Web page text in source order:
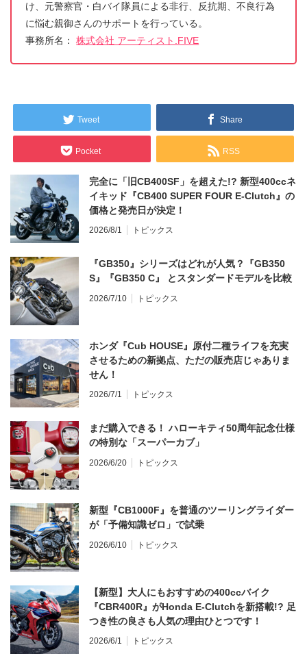
け、元警察官・白バイ隊員による非行、反抗期、不良行為
に悩む親御さんのサポートを行っている。
事務所名：
株式会社 アーティスト.FIVE
Tweet Share
Pocket RSS
完全に「旧CB400SF」を超えた!? 新型400ccネ
イキッド『CB400 SUPER FOUR E-Clutch』の
価格と発売日が決定！
2026/8/1 トピックス
『GB350』シリーズはどれが人気？『GB350
S』『GB350 C』 とスタンダードモデルを比較
2026/7/10 トピックス
ホンダ『Cub HOUSE』原付二種ライフを充実
させるための新拠点、ただの販売店じゃありま
せん！
2026/7/1 トピックス
まだ購入できる！ ハローキティ50周年記念仕様
の特別な「スーパーカブ」
2026/6/20 トピックス
新型『CB1000F』を普通のツーリングライダー
が「予備知識ゼロ」で試乗
2026/6/10 トピックス
【新型】大人にもおすすめの400ccバイク
『CBR400R』がHonda E-Clutchを新搭載!? 足
つき性の良さも人気の理由ひとつです！
2026/6/1 トピックス